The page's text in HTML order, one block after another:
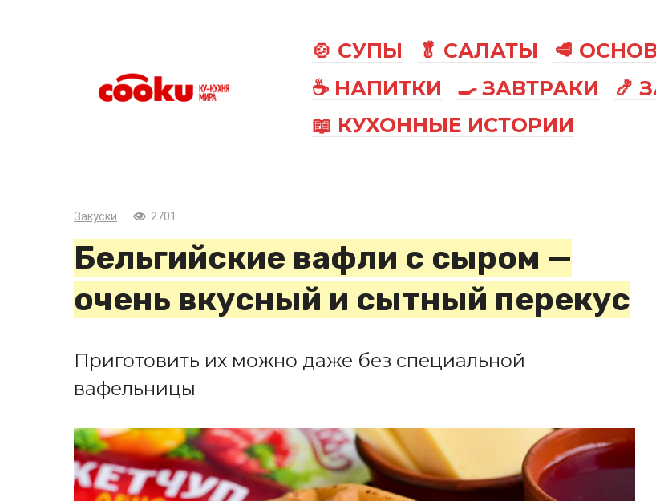
🍲 СУПЫ 🥬 САЛАТЫ 🥩
☕ НАПИТКИ
🍳 ЗАВТРАКИ 🍤
📖 КУХОННЫЕ ИСТОРИИ
Закуски 2701
Бельгийские вафли с сыром —
очень вкусный и сытный перекус
Приготовить их можно даже без специальной
вафельницы